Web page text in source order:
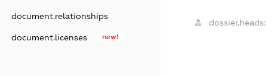
document.relationships
document.licenses new!
dossier.heads: